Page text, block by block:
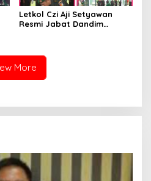
Letkol Czi Aji Setyawan
Resmi Jabat Dandim
More